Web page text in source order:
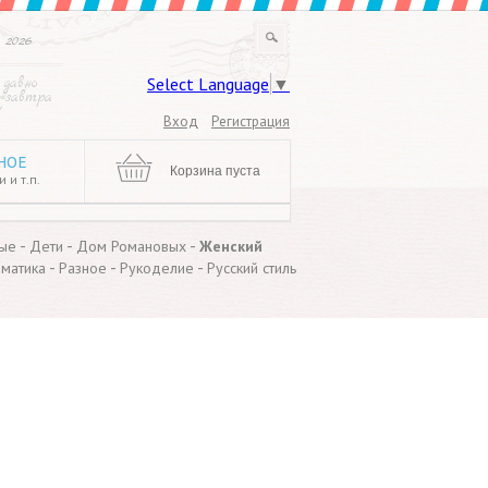
Select Language ▼
Вход Регистрация
и т.п. Корзина пуста
- Дети - Дом Романовых - Женский
- Разное - Рукоделие - Русский стиль